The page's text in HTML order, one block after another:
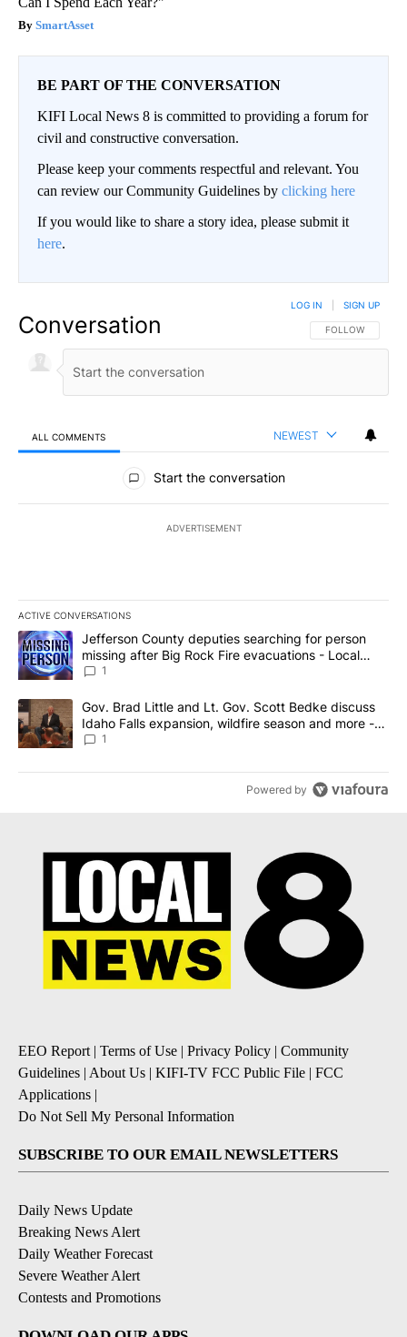
SmartAsset
BE PART OF THE CONVERSATION
KIFI Local News 8 is committed to providing a forum for
civil and constructive conversation.
Please keep your comments respectful and relevant. You
can review our Community Guidelines by clicking here
If you would like to share a story idea, please submit it
here.
Conversation FOLLOW THIS
FOLLOW
LOG IN SIGN UP
ALL COMMENTS NEWEST
All Comments
Start the conversation
ADVERTISEMENT
ACTIVE CONVERSATIONS
The following is a list of the most commented articles in the last
A trending article titled "Jefferson County deputies searching
Jefferson County deputies searching for person
missing after Big Rock Fire evacuations - Local
News 8
1
A trending article titled "Gov. Brad Little and Lt. Gov. Scott
Gov. Brad Little and Lt. Gov. Scott Bedke discuss
Idaho Falls expansion, wildfire season and more -
Local News 8
1
Powered by
EEO Report| Terms of Use | Privacy Policy | Community
Guidelines | About Us | KIFI-TV FCC Public File | FCC
Applications |
Do Not Sell My Personal Information
SUBSCRIBE TO OUR EMAIL NEWSLETTERS
Daily News Update
Breaking News Alert
Daily Weather Forecast
Severe Weather Alert
Contests and Promotions